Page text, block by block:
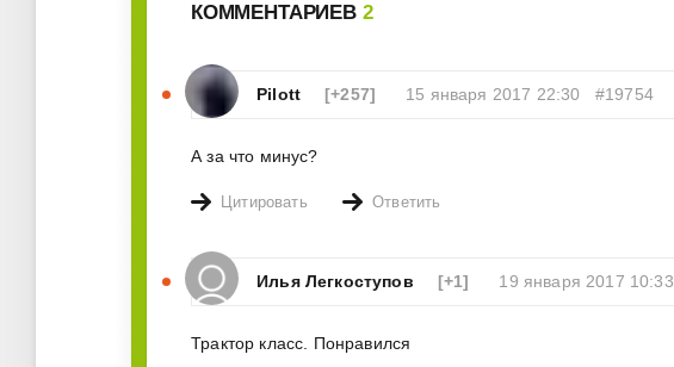
КОММЕНТАРИЕВ 2
Pilott [+257] 15 января 2017 22:30 #19754
А за что минус?
Цитировать Ответить
Илья Легкоступов [+1] 19 января 2017 10:33
Трактор класс. Понравился